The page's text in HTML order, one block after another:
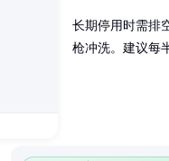
长期停用时需排
枪冲洗。建议每